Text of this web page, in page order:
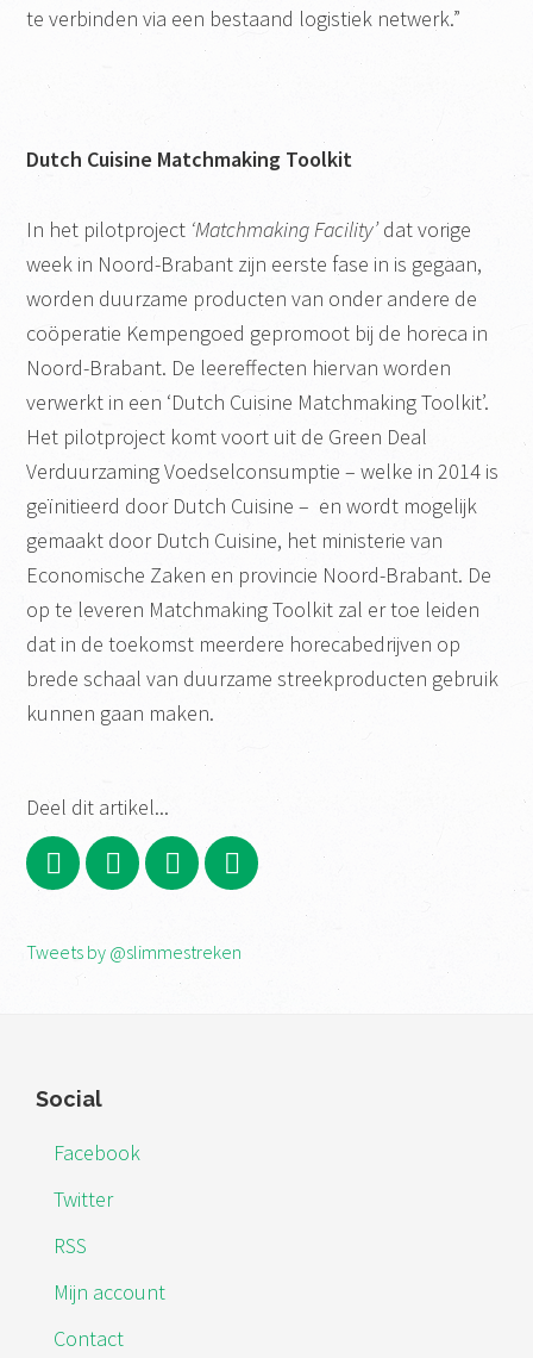
te verbinden via een bestaand logistiek netwerk.”
Dutch Cuisine Matchmaking Toolkit
In het pilotproject ‘Matchmaking Facility’dat vorige
week in Noord-Brabant zijn eerste fase in is gegaan,
worden duurzame producten van onder andere de
coöperatie Kempengoed gepromoot bij de horeca in
Noord-Brabant. De leereffecten hiervan worden
verwerkt in een ‘Dutch Cuisine Matchmaking Toolkit’.
Het pilotproject komt voort uit de Green Deal
Verduurzaming Voedselconsumptie – welke in 2014 is
geïnitieerd door Dutch Cuisine – en wordt mogelijk
gemaakt door Dutch Cuisine, het ministerie van
Economische Zaken en provincie Noord-Brabant. De
op te leveren Matchmaking Toolkit zal er toe leiden
dat in de toekomst meerdere horecabedrijven op
brede schaal van duurzame streekproducten gebruik
kunnen gaan maken.
Deel dit artikel...
Primaire
Sidebar
Tweets by @slimmestreken
Footer
Social
Facebook
Twitter
RSS
Mijn account
Contact